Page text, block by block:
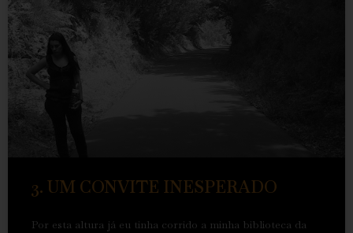
3. UM CONVITE INESPERADO
Por esta altura já eu tinha corrido a minha biblioteca da